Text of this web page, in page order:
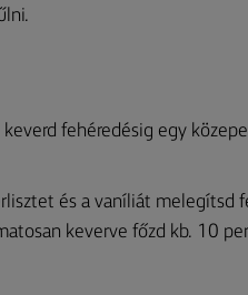
fehéredésig egy
és a vaníliát melegítsd
keverve főzd kb. 10